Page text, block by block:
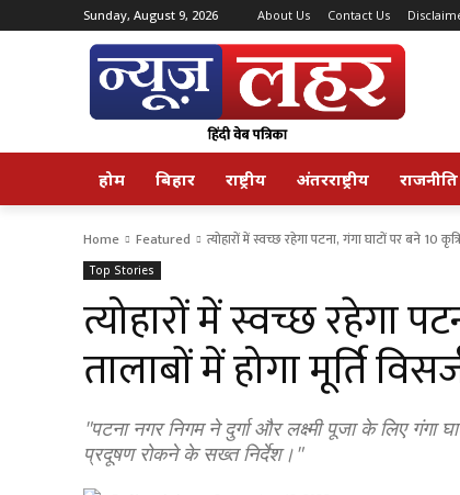
Sunday, August 9, 2026 About Us Contact Us
होम बिहार राष्ट्रीय अंतरराष्ट्रीय राजनीति
Home Featured त्योहारों में स्वच्छ रहेगा पटना, गंगा घाटों पर बने 10
Top Stories
त्योहारों में स्वच्छ रहेगा
तालाबों में होगा मूर्ति
"पटना नगर निगम ने दुर्गा और लक्ष्मी पूजा के लिए गंगा
प्रदूषण रोकने के सख्त निर्देश।"